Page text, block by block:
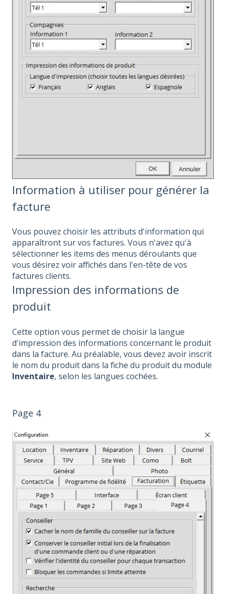
Information à utiliser pour générer la
facture
Vous pouvez choisir les attributs d'information qui
apparaîtront sur vos factures. Vous n'avez qu'à
sélectionner les items des menus déroulants que
vous désirez voir affichés dans l'en-tête de vos
factures clients.
Impression des informations de
produit
Cette option vous permet de choisir la langue
d'impression des informations concernant le produit
dans la facture. Au préalable, vous devez avoir inscrit
le nom du produit dans la fiche du produit du module
Inventaire, selon les langues cochées.
Page 4